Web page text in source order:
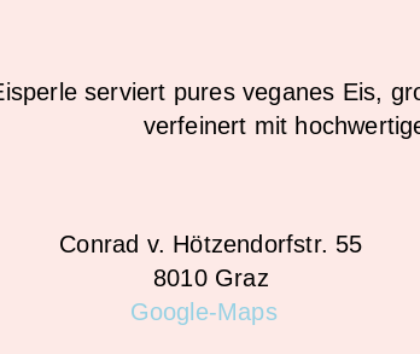
serviert pures veganes Eis,
verfeinert mit
Conrad v. Hötzendorfstr. 55
8010 Graz
Google-Maps